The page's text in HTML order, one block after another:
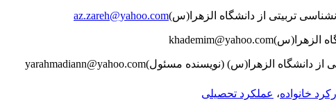
az.zareh@yahoo.com
khademim@yahoo.com
yarahmadiann@yahoo.com
خانواده، عملکرد تحصیلی